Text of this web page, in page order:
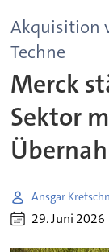
Akquisition
Techne
Merck
Sektor
Ansgar
29. Juni 2026